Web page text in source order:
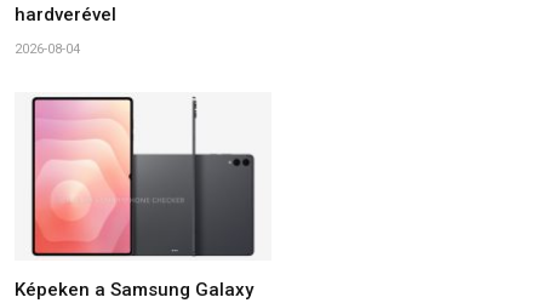
hardverével
2026-08-04
Képeken a Samsung Galaxy